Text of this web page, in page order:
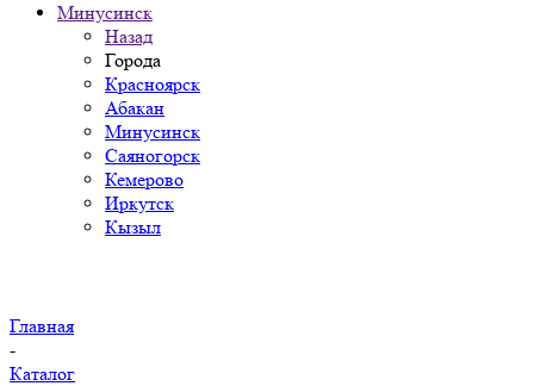
Минусинск
Назад
Города
Красноярск
Абакан
Минусинск
Саяногорск
Кемерово
Иркутск
Кызыл
Главная
-
Каталог